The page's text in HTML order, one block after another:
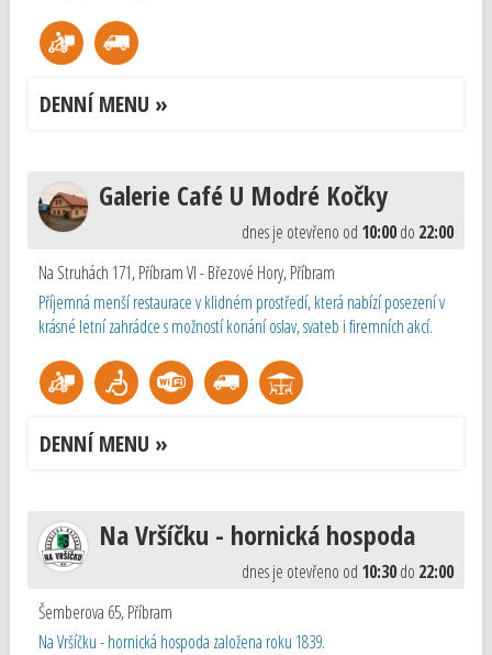
DENNÍ MENU »
Galerie Café U Modré Kočky
dnes je otevřeno od 10:00do 22:00
Na Struhách 171, Příbram VI - Březové Hory,Příbram
Příjemná menší restaurace v klidném prostředí, která nabízí posezení v
krásné letní zahrádce s možností konání oslav, svateb i firemních akcí.
DENNÍ MENU »
Na Vršíčku - hornická hospoda
dnes je otevřeno od 10:30do 22:00
Šemberova 65,Příbram
Na Vršíčku - hornická hospoda založena roku 1839.